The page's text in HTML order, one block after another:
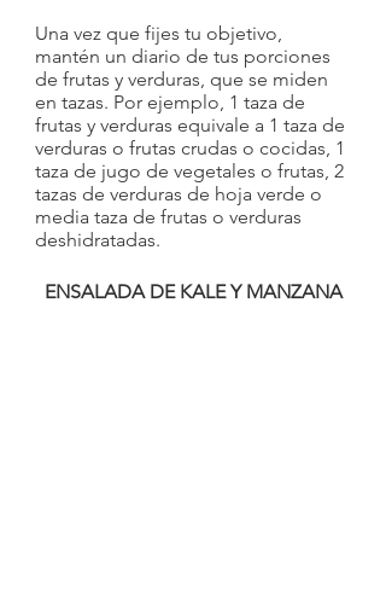
Una vez que fijes tu objetivo,
mantén un diario de tus porciones
de frutas y verduras, que se miden
en tazas. Por ejemplo, 1 taza de
frutas y verduras equivale a 1 taza de
verduras o frutas crudas o cocidas, 1
taza de jugo de vegetales o frutas, 2
tazas de verduras de hoja verde o
media taza de frutas o verduras
deshidratadas.
ENSALADA DE KALE Y MANZANA